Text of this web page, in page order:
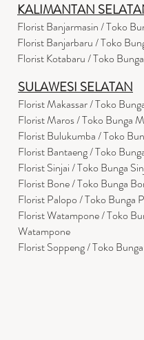
KALIMANTAN
Florist Banjarmasin/ Toko
Florist Banjarbaru / Toko
Florist Kotabaru / Toko
SULAWESI SELATAN
Florist Makassar / Toko
Florist Maros / Toko Bunga
Florist Bulukumba / Toko
Florist Bantaeng / Toko
Florist Sinjai / Toko Bunga
Florist Bone / Toko Bunga
Florist Palopo / Toko Bunga
Florist Watampone / Toko
Watampone
Florist Soppeng / Toko